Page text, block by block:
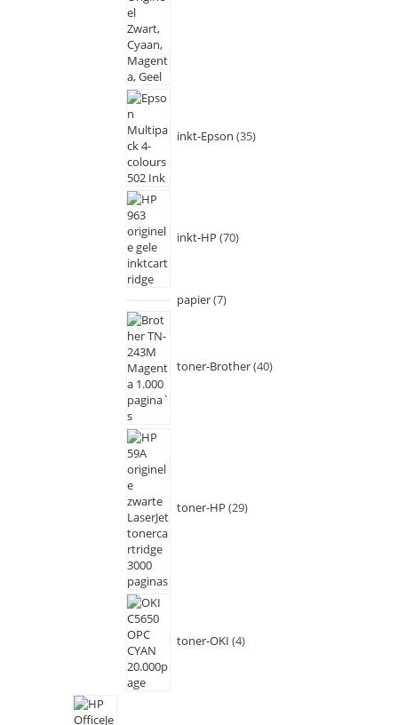
inkt-Epson 35
inkt-HP 70
papier 7
toner-Brother 40
toner-HP 29
toner-OKI 4